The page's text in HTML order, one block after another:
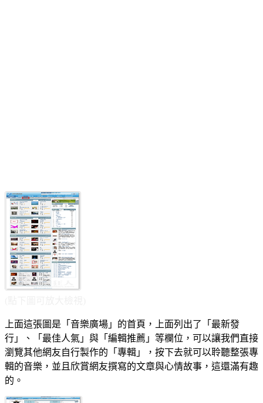
上面這張圖是「音樂廣場」的首頁，上面列出了「最新發
行」、「最佳人氣」與「編輯推薦」等欄位，可以讓我們直接
瀏覽其他網友自行製作的「專輯」，按下去就可以聆聽整張專
輯的音樂，並且欣賞網友撰寫的文章與心情故事，這還滿有趣
的。